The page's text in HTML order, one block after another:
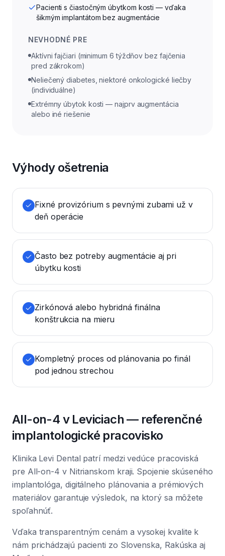
Pacienti s čiastočným úbytkom kosti — vďaka
šikmým implantátom bez augmentácie
NEVHODNÉ PRE
Aktívni fajčiari (minimum 6 týždňov bez fajčenia
pred zákrokom)
Neliečený diabetes, niektoré onkologické liečby
(individuálne)
Extrémny úbytok kosti — najprv augmentácia
alebo iné riešenie
Výhody ošetrenia
Fixné provizórium s pevnými zubami už v
deň operácie
Často bez potreby augmentácie aj pri
úbytku kosti
Zirkónová alebo hybridná finálna
konštrukcia na mieru
Kompletný proces od plánovania po finál
pod jednou strechou
All-on-4 v Leviciach — referenčné
implantologické pracovisko
Klinika Levi Dental patrí medzi vedúce pracoviská
pre All-on-4 v Nitrianskom kraji. Spojenie skúseného
implantológa, digitálneho plánovania a prémiových
materiálov garantuje výsledok, na ktorý sa môžete
spoľahnúť.
Vďaka transparentným cenám a vysokej kvalite k
nám prichádzajú pacienti zo Slovenska, Rakúska aj